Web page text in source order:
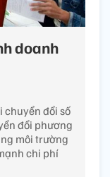
doanh
đổi số
đổi phương
môi trường
chi phí